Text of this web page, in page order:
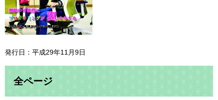
発行日：平成29年11月9日
全ページ